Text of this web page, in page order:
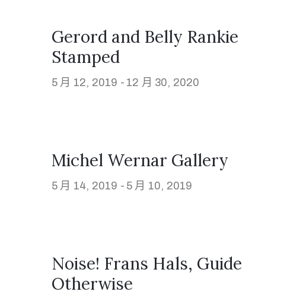
Gerord and Belly Rankie
Stamped
5 月 12, 2019 - 12 月 30, 2020
Michel Wernar Gallery
5 月 14, 2019 - 5 月 10, 2019
Noise! Frans Hals, Guide
Otherwise